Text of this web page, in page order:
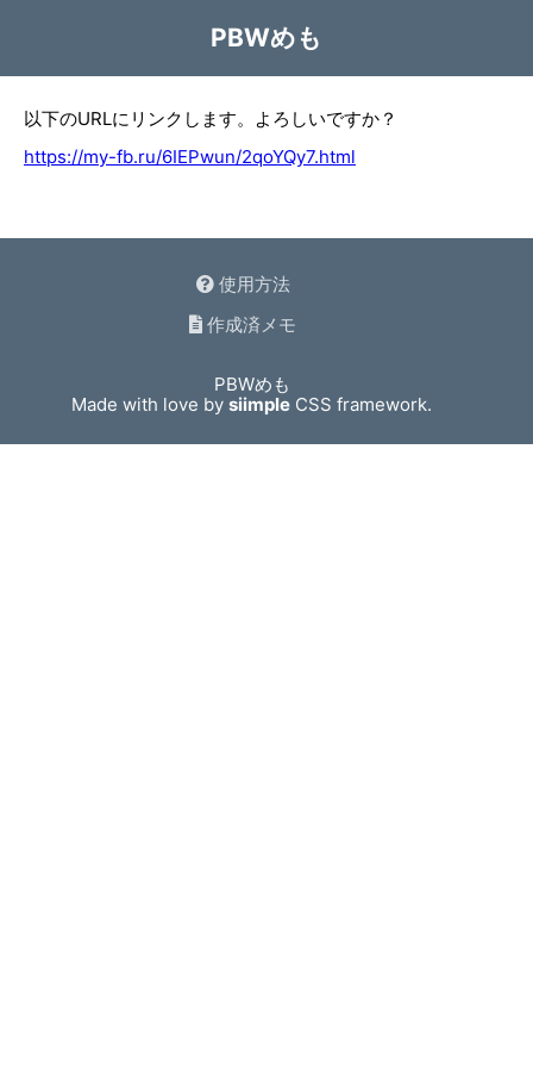
PBWめも
以下のURLにリンクします。よろしいですか？
https://my-fb.ru/6IEPwun/2qoYQy7.html
使用方法
作成済メモ
PBWめも
Made with love bysiimple CSS framework.